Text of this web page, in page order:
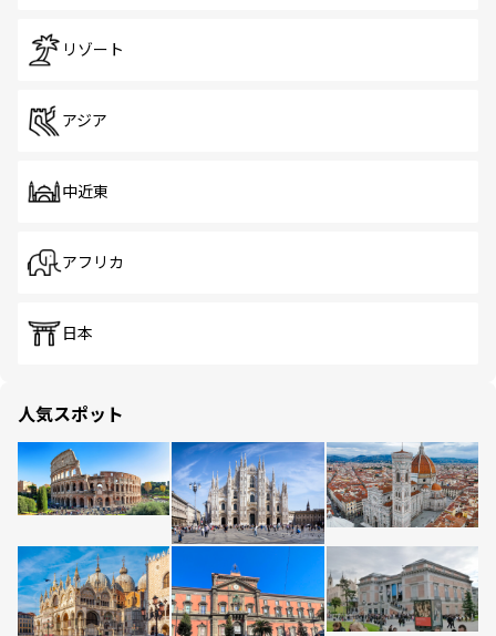
リゾート
アジア
中近東
アフリカ
日本
人気スポット